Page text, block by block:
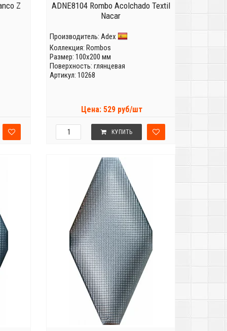
Z
ADNE8104 Rombo Acolchado Textil
Nacar
Производитель: Adex
Коллекция: Rombos
Размер: 100x200 мм
Поверхность: глянцевая
Артикул: 10268
Цена: 529 руб/шт
КУПИТЬ